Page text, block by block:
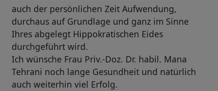
auch der persönlichen Zeit Aufwendung,
durchaus auf Grundlage und ganz im Sinne
Ihres abgelegt Hippokratischen Eides
durchgeführt wird.
Ich wünsche Frau Priv.-Doz. Dr. habil. Mana
Tehrani noch lange Gesundheit und natürlich
auch weiterhin viel Erfolg.